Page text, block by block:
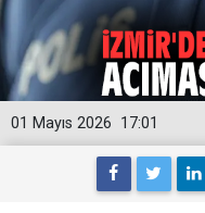
17:01
01 Mayıs 2026